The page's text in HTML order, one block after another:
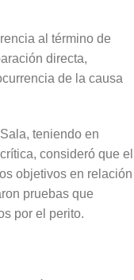
al término de
directa,
de la causa
teniendo en
consideró que el
objetivos en relación
pruebas que
por el perito.